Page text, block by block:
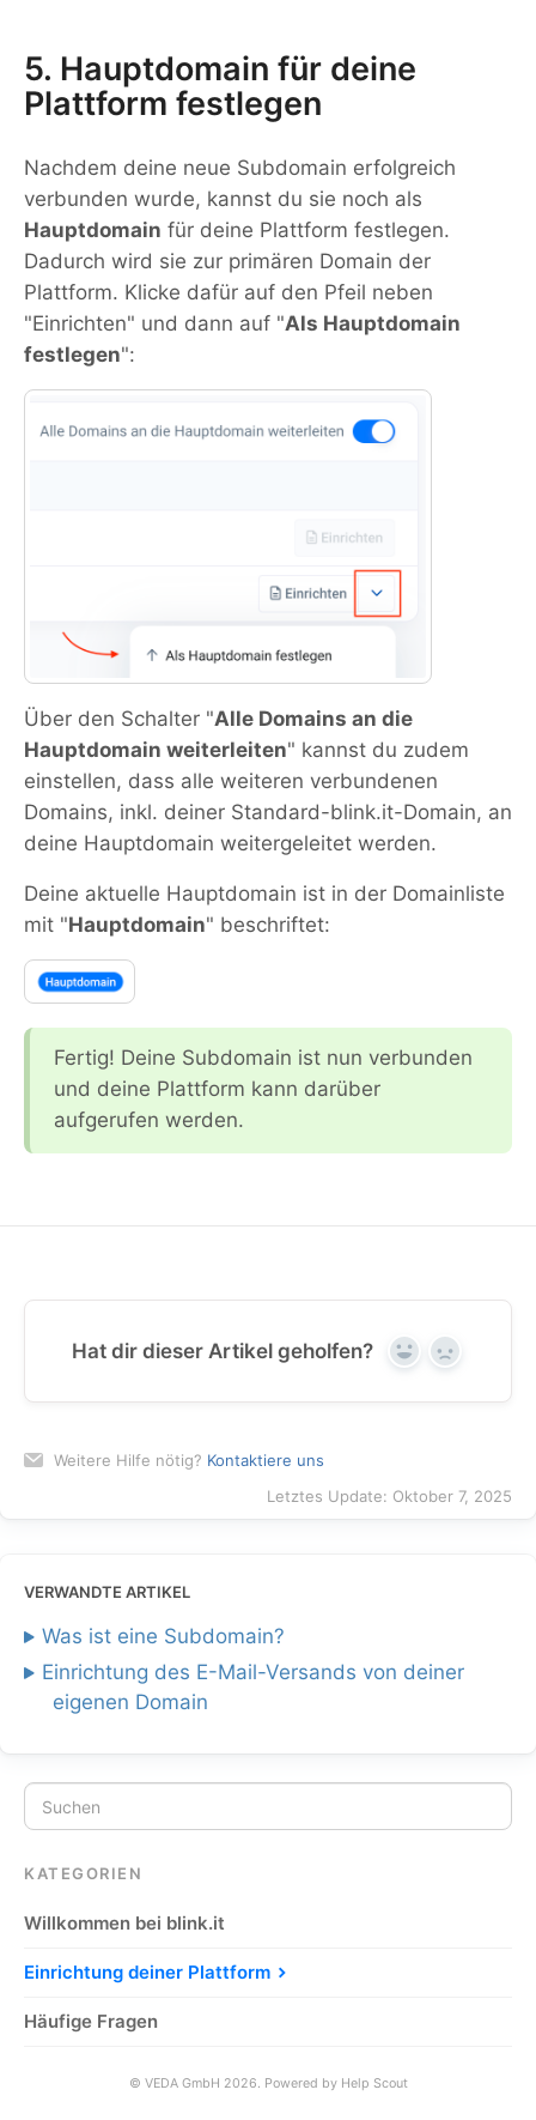
5. Hauptdomain für deine
Plattform festlegen
Nachdem deine neue Subdomain erfolgreich
verbunden wurde, kannst du sie noch als
Hauptdomain für deine Plattform festlegen.
Dadurch wird sie zur primären Domain der
Plattform. Klicke dafür auf den Pfeil neben
"Einrichten" und dann auf "Als Hauptdomain
festlegen":
Über den Schalter "Alle Domains an die
Hauptdomain weiterleiten" kannst du zudem
einstellen, dass alle weiteren verbundenen
Domains, inkl. deiner Standard-blink.it-Domain, an
deine Hauptdomain weitergeleitet werden.
Deine aktuelle Hauptdomain ist in der Domainliste
mit "Hauptdomain" beschriftet:
Fertig! Deine Subdomain ist nun verbunden
und deine Plattform kann darüber
aufgerufen werden.
Hat dir dieser Artikel geholfen? Yes No
Weitere Hilfe nötig? Kontaktiere uns
Letztes Update: Oktober 7, 2025
VERWANDTE ARTIKEL
Was ist eine Subdomain?
Einrichtung des E-Mail-Versands von deiner
eigenen Domain
KATEGORIEN
Willkommen bei blink.it
Einrichtung deiner Plattform
Häufige Fragen
© VEDA GmbH 2026. Powered by Help Scout